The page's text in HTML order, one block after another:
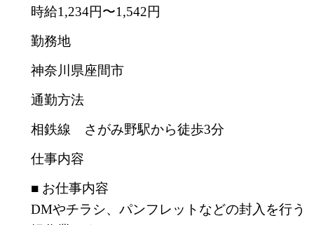
時給1,234円〜1,542円
勤務地
神奈川県座間市
通勤方法
相鉄線 さがみ野駅から徒歩3分
仕事内容
■ お仕事内容
DMやチラシ、パンフレットなどの封入を行う